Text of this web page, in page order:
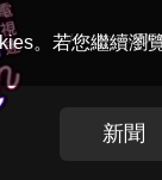
。若您繼續瀏
Welcome to
新聞